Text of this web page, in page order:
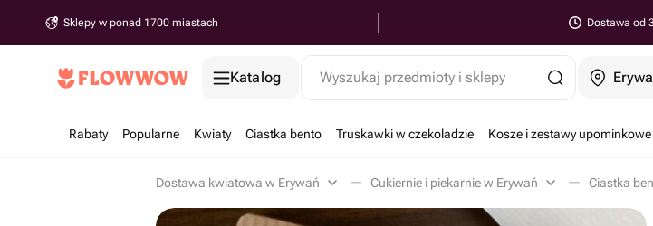
Sklepy w ponad 1700 miastach Dostawa od
Katalog Wyszukaj przedmioty i sklepy
Rabaty Popularne Kwiaty Ciastka bento Truskawki w czekoladzie Kosze i zestawy upominkowe
Dostawa kwiatowa w Erywań Cukiernie i piekarnie w Erywań Ciastka